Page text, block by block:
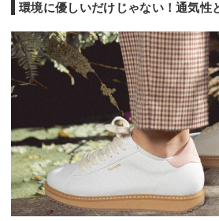
環境に優しいだけじゃない！通気性